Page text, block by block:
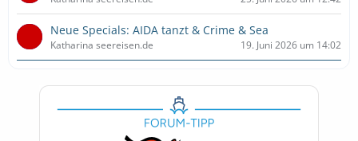
Neue Specials: AIDA tanzt & Crime & Sea
Katharina seereisen.de 19. Juni 2026 um 14:02